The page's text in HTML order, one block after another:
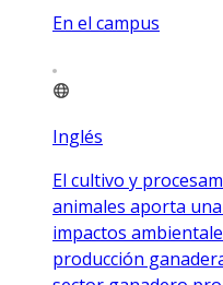
En el campus
Inglés
El cultivo y
animales aporta
impactos
producción